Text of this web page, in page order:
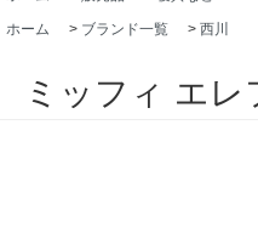
ホーム
> ブランド一覧 > 西川
ミッフィ エ